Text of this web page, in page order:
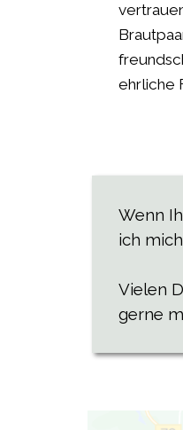
ehrliche
Wenn
ich
Vielen
gerne